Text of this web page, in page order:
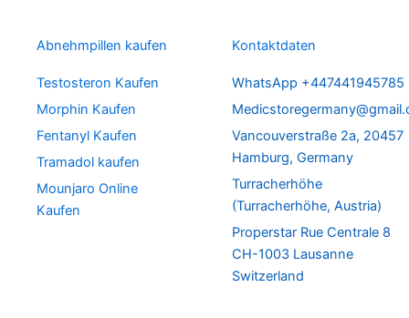
Abnehmpillen kaufen
Testosteron Kaufen
Morphin Kaufen
Fentanyl Kaufen
Tramadol kaufen
Mounjaro Online
Kaufen
Kontaktdaten
WhatsApp +447441945785
Vancouverstraße 2a, 20457
Hamburg, Germany
Turracherhöhe
(Turracherhöhe, Austria)
Properstar Rue Centrale 8
CH-1003 Lausanne
Switzerland